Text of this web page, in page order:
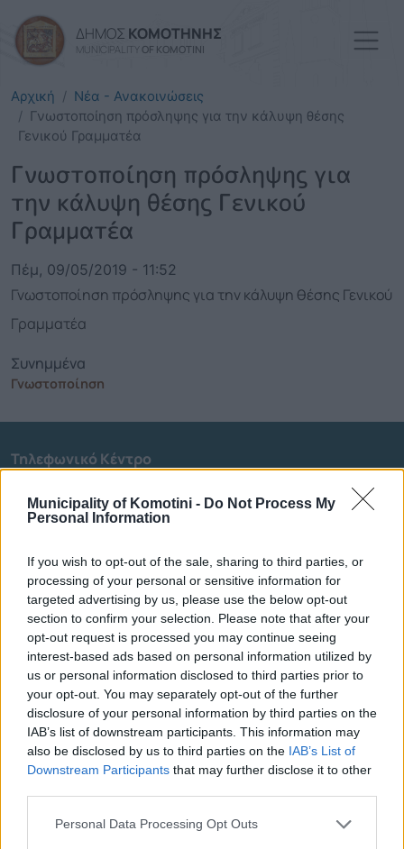
Municipality of Komotini - Do Not Process My
Personal Information
If you wish to opt-out of the sale, sharing to third parties, or
processing of your personal or sensitive information for
targeted advertising by us, please use the below opt-out
section to confirm your selection. Please note that after your
opt-out request is processed you may continue seeing
interest-based ads based on personal information utilized by
us or personal information disclosed to third parties prior to
your opt-out. You may separately opt-out of the further
disclosure of your personal information by third parties on the
IAB’s list of downstream participants. This information may
also be disclosed by us to third parties on the IAB’s List of
Downstream Participants that may further disclose it to other
Personal Data Processing Opt Outs
ΔΗΜΟΣ ΚΟΜΟΤΗΝΗΣ
MUNICIPALITY OF KOMOTINI
Αρχική
Νέα - Ανακοινώσεις
Γνωστοποίηση πρόσληψης για την κάλυψη θέσης
Γενικού Γραμματέα
Γνωστοποίηση πρόσληψης για
την κάλυψη θέσης Γενικού
Γραμματέα
Πέμ, 09/05/2019 - 11:52
Γνωστοποίηση πρόσληψης για την κάλυψη θέσης Γενικού
Γραμματέα
Συνημμένα
Γνωστοποίηση
Τηλεφωνικό Κέντρο
Τηλεφωνικό Κέντρο
25313-52400
FAX Δήμου
Κ.Ε.Π.
25310-83300
Κ.Α.Π.Η.
25310-22797
Νοσοκομείο
25310-22222
Αστυνομικό Τμήμα
25310-22100
25310-22912
Ο.Σ.Ε.
25310-22650
Αρχ. Μουσείο
25310-22411
Γρήγορη Πλοήγηση